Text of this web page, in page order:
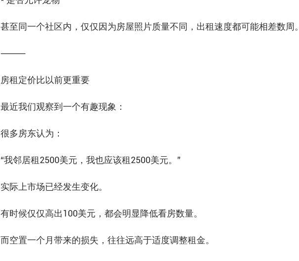
甚至同一个社区内，仅仅因为房屋照片质量不同，出租速度都可能相差数周。
⸻
房租定价比以前更重要
最近我们观察到一个有趣现象：
很多房东认为：
“我邻居租2500美元，我也应该租2500美元。”
实际上市场已经发生变化。
有时候仅仅高出100美元，都会明显降低看房数量。
而空置一个月带来的损失，往往远高于适度调整租金。